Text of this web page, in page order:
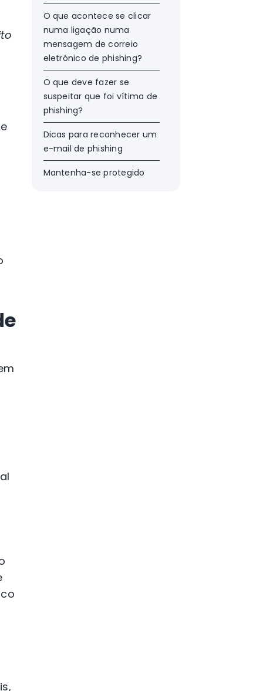
O que acontece se clicar
numa ligação numa
mensagem de correio
eletrónico de phishing?
O que deve fazer se
suspeitar que foi vítima de
phishing?
Dicas para reconhecer um
e-mail de phishing
Mantenha-se protegido